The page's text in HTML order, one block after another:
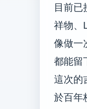
目前已
祥物、
像做一
都能留
這次的
於百年